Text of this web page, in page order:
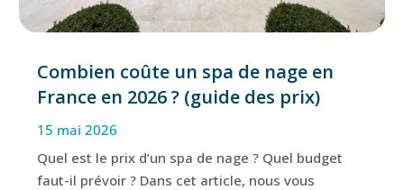
Combien coûte un spa de nage en
France en 2026 ? (guide des prix)
15 mai 2026
Quel est le prix d’un spa de nage ? Quel budget
faut-il prévoir ? Dans cet article, nous vous